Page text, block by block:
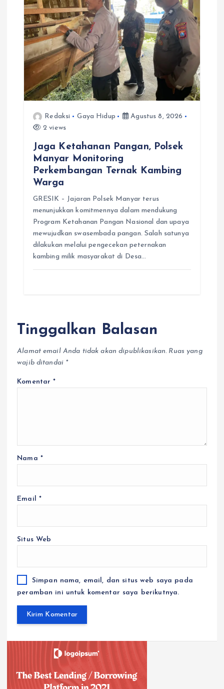
Redaksi Gaya Hidup
Agustus 8, 2026
2 views
Jaga Ketahanan Pangan, Polsek
Manyar Monitoring
Perkembangan Ternak Kambing
Warga
GRESIK – Jajaran Polsek Manyar terus
menunjukkan komitmennya dalam mendukung
Program Ketahanan Pangan Nasional dan upaya
mewujudkan swasembada pangan. Salah satunya
dilakukan melalui pengecekan peternakan
kambing milik masyarakat di Desa…
Tinggalkan Balasan
Alamat email Anda tidak akan dipublikasikan. Ruas yang
wajib ditandai *
Komentar*
Nama *
Email *
Situs Web
Simpan nama, email, dan situs web saya pada
peramban ini untuk komentar saya berikutnya.